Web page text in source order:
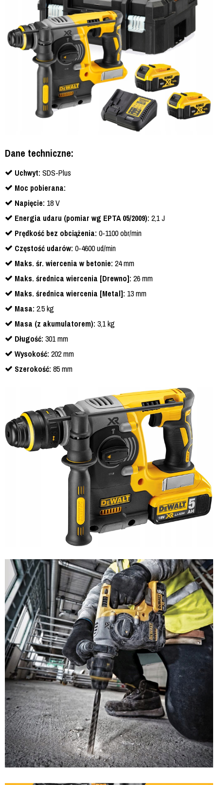
Dane techniczne:
Uchwyt: SDS-Plus
Moc pobierana:
Napięcie: 18 V
Energia udaru (pomiar wg EPTA 05/2009): 2,1 J
Prędkość bez obciążenia: 0-1100 obr/min
Częstość udarów: 0-4600 ud/min
Maks. śr. wiercenia w betonie: 24 mm
Maks. średnica wiercenia [Drewno]: 26 mm
Maks. średnica wiercenia [Metal]: 13 mm
Masa: 2.5 kg
Masa (z akumulatorem): 3,1 kg
Długość: 301 mm
Wysokość: 202 mm
Szerokość: 85 mm